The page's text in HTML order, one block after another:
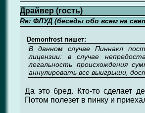
Драйвер (гость)
Re: ФЛУД (беседы обо всем на
Demonfrost пишет:
В данном случае Пиннакл
лицензии: в случае
легальность происхождения
аннулировать все выигрыши,
Да это бред. Кто-то сделает
Потом полезет в пинку и